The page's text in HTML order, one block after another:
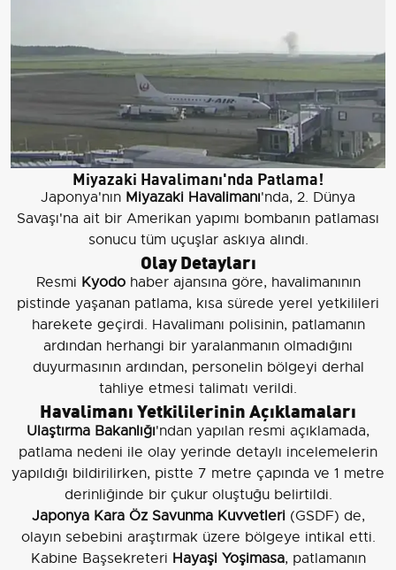
Miyazaki Havalimanı'nda Patlama!
Japonya'nın Miyazaki Havalimanı'nda, 2. Dünya
Savaşı'na ait bir Amerikan yapımı bombanın patlaması
sonucu tüm uçuşlar askıya alındı.
Olay Detayları
Resmi Kyodohaber ajansına göre, havalimanının
pistinde yaşanan patlama, kısa sürede yerel yetkilileri
harekete geçirdi. Havalimanı polisinin, patlamanın
ardından herhangi bir yaralanmanın olmadığını
duyurmasının ardından, personelin bölgeyi derhal
tahliye etmesi talimatı verildi.
Havalimanı Yetkililerinin Açıklamaları
Ulaştırma Bakanlığı'ndan yapılan resmi açıklamada,
patlama nedeni ile olay yerinde detaylı incelemelerin
yapıldığı bildirilirken, pistte 7 metre çapında ve 1 metre
derinliğinde bir çukur oluştuğu belirtildi.
Japonya Kara Öz Savunma Kuvvetleri(GSDF) de,
olayın sebebini araştırmak üzere bölgeye intikal etti.
Kabine Başsekreteri Hayaşi Yoşimasa, patlamanın